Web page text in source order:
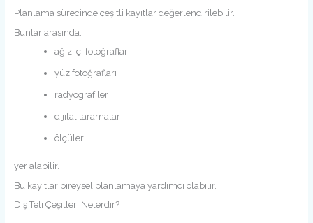
Planlama sürecinde çeşitli kayıtlar değerlendirilebilir.
Bunlar arasında:
ağız içi fotoğraflar
yüz fotoğrafları
radyografiler
dijital taramalar
ölçüler
yer alabilir.
Bu kayıtlar bireysel planlamaya yardımcı olabilir.
Diş Teli Çeşitleri Nelerdir?